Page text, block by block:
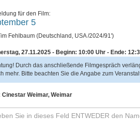
für den Film:
5
Fehlbaum (Deutschland, USA /2024/91')
27.11.2025 - Beginn: 10:00 Uhr - Ende:
Durch das anschließende Filmgespräch
mehr. Bitte beachten Sie die Angabe zum
Cinestar Weimar, Weimar